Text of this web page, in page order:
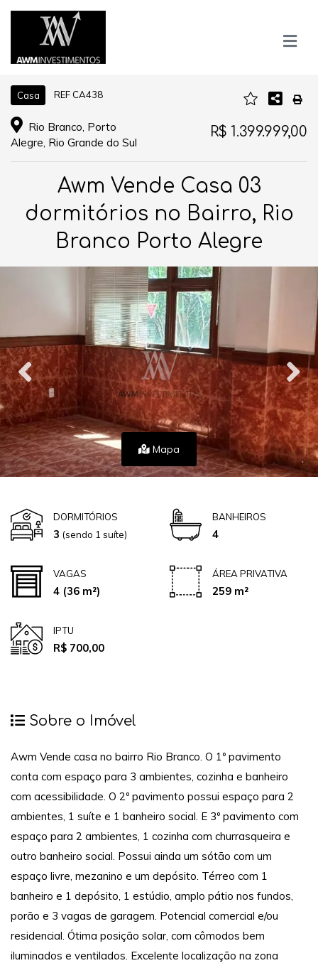
Casa REF CA438
Rio Branco, Porto
Alegre, Rio Grande do Sul
R$ 1.399.999,00
Awm Vende Casa 03
dormitórios no Bairro, Rio
Branco Porto Alegre
Mapa
DORMITÓRIOS
3 (sendo 1 suíte)
BANHEIROS
4
VAGAS
4 (36 m²)
ÁREA PRIVATIVA
259 m²
IPTU
R$ 700,00
Sobre o Imóvel
Awm Vende casa no bairro Rio Branco. O 1º pavimento
conta com espaço para 3 ambientes, cozinha e banheiro
com acessibilidade. O 2º pavimento possui espaço para 2
ambientes, 1 suíte e 1 banheiro social. E 3º pavimento com
espaço para 2 ambientes, 1 cozinha com churrasqueira e
outro banheiro social. Possui ainda um sótão com um
espaço livre, mezanino e um depósito. Térreo com 1
banheiro e 1 depósito, 1 estúdio, amplo pátio nos fundos,
porão e 3 vagas de garagem. Potencial comercial e/ou
residencial. Ótima posição solar, com cômodos bem
iluminados e ventilados. Excelente localização na zona